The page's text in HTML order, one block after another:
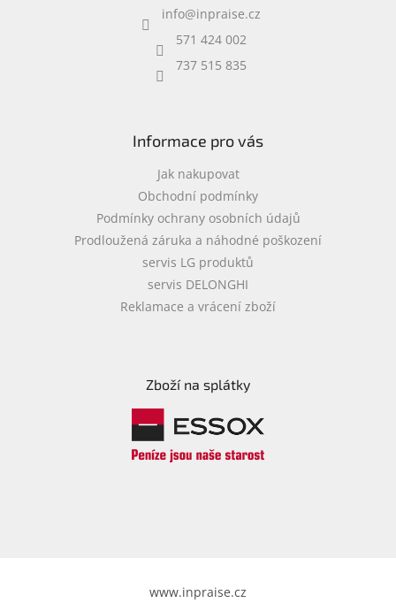
info@inpraise.cz
571 424 002
737 515 835
Informace pro vás
Jak nakupovat
Obchodní podmínky
Podmínky ochrany osobních údajů
Prodloužená záruka a náhodné poškození
servis LG produktů
servis DELONGHI
Reklamace a vrácení zboží
Zboží na splátky
www.inpraise.cz